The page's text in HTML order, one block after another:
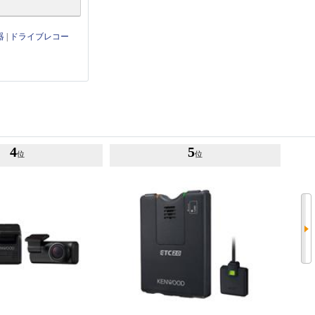
ドライブレコー
4位 5位